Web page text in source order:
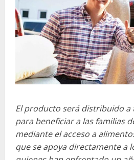
El producto será distribuido a
para beneficiar a las familias
mediante el acceso a
que se apoya directamente a